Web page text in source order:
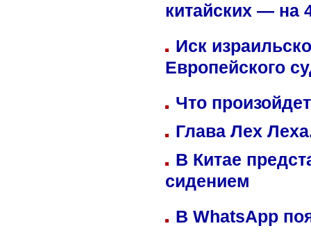
китайских — на
Иск
Европейского
Что
Глава Лех
В Китае
сидением
В WhatsApp